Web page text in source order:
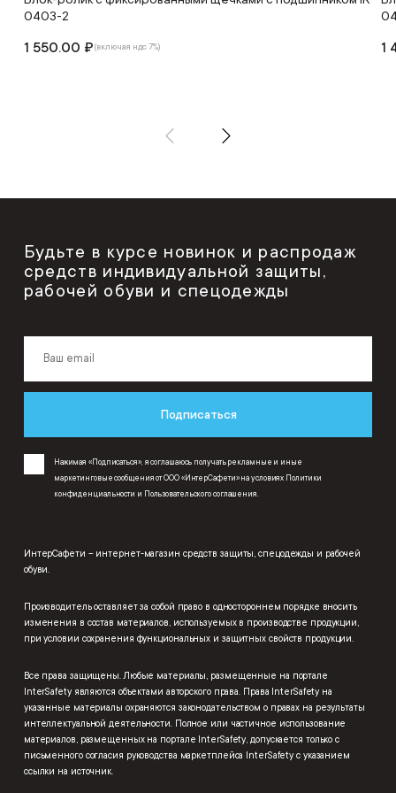
0403-2
1 550.00 ₽(включая ндс 7%) 1
Будьте в курсе новинок и распродаж
средств индивидуальной защиты,
рабочей обуви и спецодежды
Подписаться
Нажимая «Подписаться», я соглашаюсь получать рекламные и иные
маркетинговые сообщения от ООО «ИнтерСафети» на условиях Политики
конфиденциальности и Пользовательского соглашения
ИнтерСафети – интернет-магазин средств защиты, спецодежды и рабочей
обуви.
Производитель оставляет за собой право в одностороннем порядке вносить
изменения в состав материалов, используемых в производстве продукции,
при условии сохранения функциональных и защитных свойств продукции.
Все права защищены. Любые материалы, размещенные на портале
InterSafety являются объектами авторского права. Права InterSafety на
указанные материалы охраняются законодательством о правах на результаты
интеллектуальной деятельности. Полное или частичное использование
материалов, размещенных на портале InterSafety, допускается только с
письменного согласия руководства маркетплейса InterSafety с указанием
ссылки на источник.